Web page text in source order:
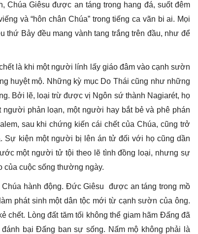
Chúa Giêsu được an táng trong hang đá, suốt đêm
và “hôn chân Chúa” trong tiếng ca vãn bi ai. Mọi
thứ Bảy đều mang vành tang trắng trên đầu, như để
là khi một người lính lấy giáo đâm vào cạnh sườn
huyệt mộ. Những kỳ mục Do Thái cũng như những
Bởi lẽ, loại trừ được vị Ngôn sứ thành Nagiarét, họ
phản loạn, một người hay bắt bẻ và phê phán
sau khi chứng kiến cái chết của Chúa, cũng trở
Sự kiện một người bị lên án tử đối với họ cũng dần
một người tử tội theo lẽ tình đồng loại, nhưng sự
cuộc sống thường ngày.
hành động. Đức Giêsu được an táng trong mồ
phát sinh một dân tộc mới từ cạnh sườn của ông.
chết. Lòng đất tăm tối không thể giam hãm Đấng đã
bại Đấng ban sự sống. Nấm mộ không phải là